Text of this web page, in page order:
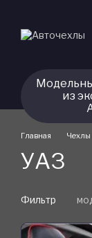
из
Главная Чехлы
УАЗ
Фильтр